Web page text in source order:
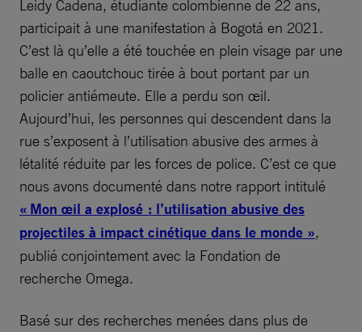
Leidy Cadena, étudiante colombienne de 22 ans,
participait à une manifestation à Bogotá en 2021.
C’est là qu’elle a été touchée en plein visage par une
balle en caoutchouc tirée à bout portant par un
policier antiémeute. Elle a perdu son œil.
Aujourd’hui, les personnes qui descendent dans la
rue s’exposent à l’utilisation abusive des armes à
létalité réduite par les forces de police. C’est ce que
nous avons documenté dans notre rapport intitulé
« Mon œil a explosé : l’utilisation abusive des
projectiles à impact cinétique dans le monde »,
publié conjointement avec la Fondation de
recherche Omega.
Basé sur des recherches menées dans plus de